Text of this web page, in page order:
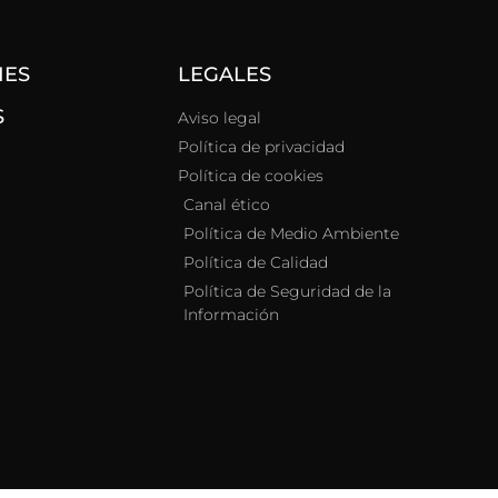
LEGALES
Aviso legal
Política de privacidad
Política de cookies
Canal ético
Política de Medio Ambiente
Política de Calidad
Política de Seguridad de la
Información